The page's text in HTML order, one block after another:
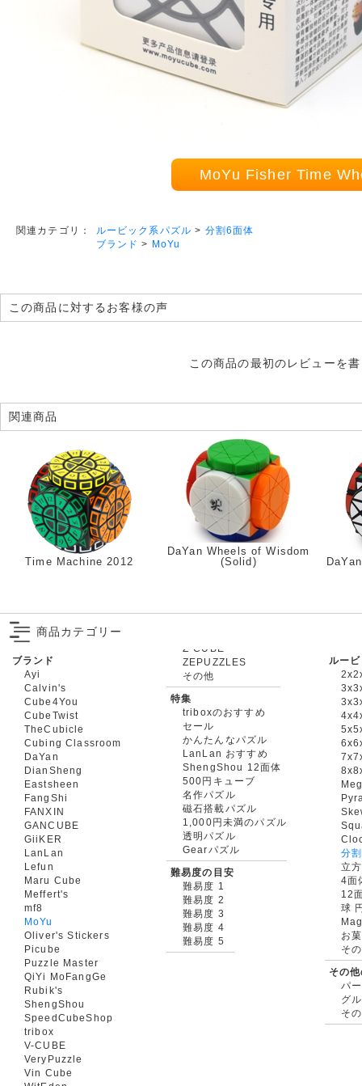
MoYu Fisher Time
関連カテゴリ： ルービック系パズル > 分割6面体
ブランド > MoYu
この商品に対するお客様の声
この商品の最初のレビューを
関連商品
Time Machine 2012
DaYan Wheels of Wisdom
(Solid)
商品カテゴリー
ブランド
Ayi
Calvin's
Cube4You
CubeTwist
TheCubicle
Cubing Classroom
DaYan
DianSheng
Eastsheen
FangShi
FANXIN
GANCUBE
GiiKER
LanLan
Lefun
Maru Cube
Meffert's
mf8
MoYu
Oliver's Stickers
Picube
Puzzle Master
QiYi MoFangGe
Rubik's
ShengShou
SpeedCubeShop
tribox
V-CUBE
VeryPuzzle
Vin Cube
ZEPUZZLES
その他
特集
triboxのおすすめ
セール
かんたんなパズル
LanLan おすすめ
ShengShou 12面体
500円キューブ
名作パズル
磁石搭載パズル
1,000円未満のパズル
透明パズル
Gearパズル
難易度の目安
難易度 1
難易度 2
難易度 3
難易度 4
難易度 5
ルー
分
立
4面
12
球
お
そ
その
パ
グ
そ